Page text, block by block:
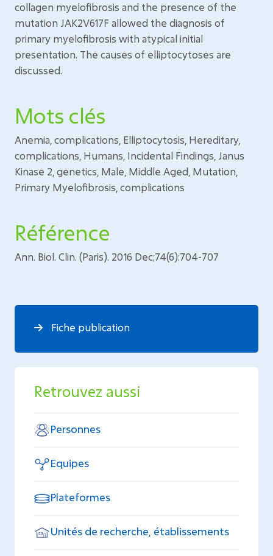
collagen myelofibrosis and the presence of the
mutation JAK2V617F allowed the diagnosis of
primary myelofibrosis with atypical initial
presentation. The causes of elliptocytoses are
discussed.
Mots clés
Anemia, complications, Elliptocytosis, Hereditary,
complications, Humans, Incidental Findings, Janus
Kinase 2, genetics, Male, Middle Aged, Mutation,
Primary Myelofibrosis, complications
Référence
Ann. Biol. Clin. (Paris). 2016 Dec;74(6):704-707
Fiche publication
Retrouvez aussi
Personnes
Equipes
Plateformes
Unités de recherche, établissements